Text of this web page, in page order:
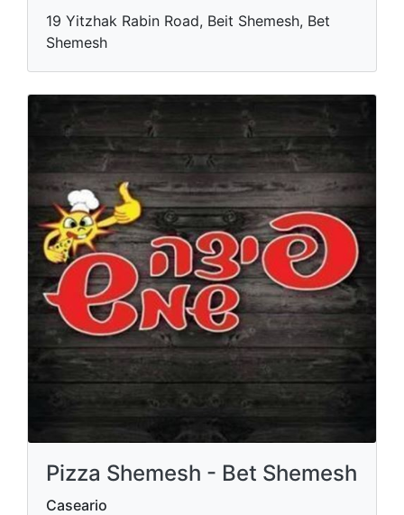
19 Yitzhak Rabin Road, Beit Shemesh, Bet
Shemesh
Pizza Shemesh - Bet Shemesh
Caseario